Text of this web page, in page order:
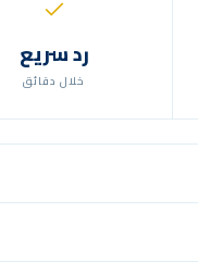
رد سريع
خلال دقائق